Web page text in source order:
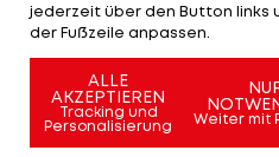
jederzeit über den Button links
der Fußzeile anpassen.
ALLE
AKZEPTIEREN
Tracking und
Personalisierung
Weiter mit